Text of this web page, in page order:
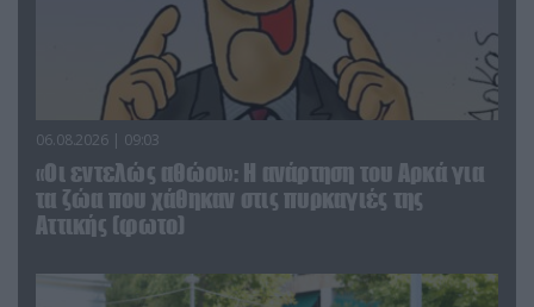
06.08.2026 | 09:03
«Οι εντελώς αθώοι»: Η ανάρτηση του Αρκά για
τα ζώα που χάθηκαν στις πυρκαγιές της
Αττικής (φωτο)